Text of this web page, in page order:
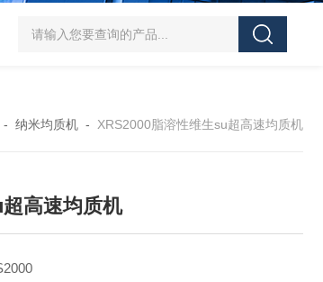
SJMFSID/希德 鸡骨泥湿法粉碎胶体磨 超细粉
- 纳米均质机 - XRS2000脂溶性维生su超高速均质机
高速均质机